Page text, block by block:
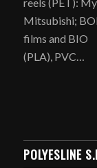
Mitsubishi;
films and BIO
(PLA), PVC…
POLYESLINE